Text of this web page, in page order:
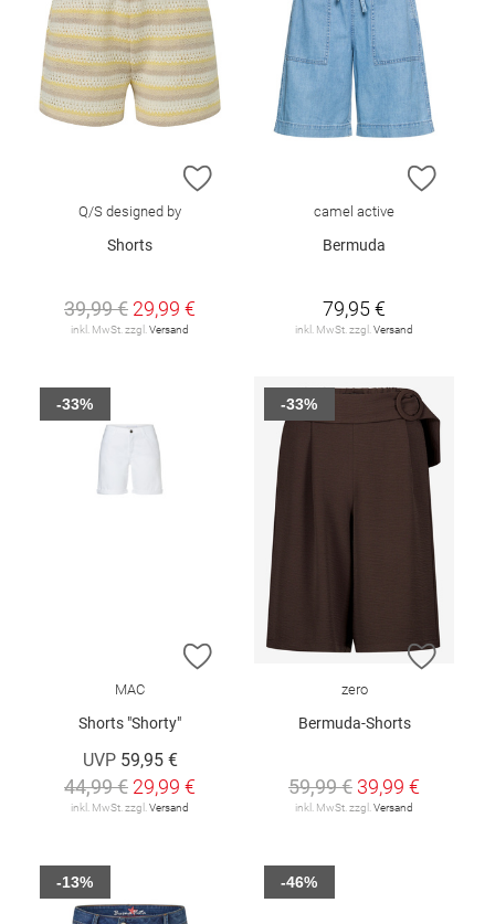
ZUR WUNSCHLISTE HINZUFÜGEN
Q/S designed by
Shorts
39,99 € 29,99 €
inkl. MwSt. zzgl. Versand
ZUR
camel active
Bermuda
79,95 €
inkl. MwSt. zzgl. Versand
ZUR WUNSCHLISTE HINZUFÜGEN
MAC
Shorts "Shorty"
UVP 59,95 €
44,99 € 29,99 €
inkl. MwSt. zzgl. Versand
-33%
ZUR
zero
Bermuda-Shorts
59,99 € 39,99 €
inkl. MwSt. zzgl. Versand
-33%
-13% -46%